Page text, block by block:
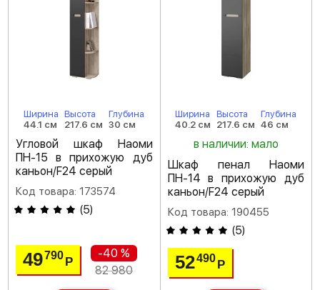
Ширина
44.1 см
Высота
217.6 см
Глубина
30 см
Угловой шкаф Наоми
ПН-15 в прихожую дуб
каньон/F24 серый
Код товара: 173574
(5)
49790Р
-40 %
82 980
Ширина
40.2 см
Высота
217.6 см
Глубина
46 см
в наличии: мало
Шкаф пенал Наоми
ПН-14 в прихожую дуб
каньон/F24 серый
Код товара: 190455
(5)
52490 Р